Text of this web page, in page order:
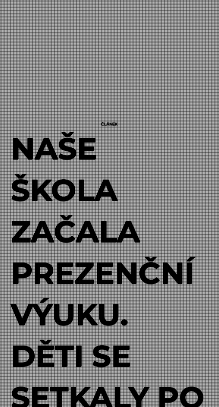
ČLÁNEK
NAŠE
ŠKOLA
ZAČALA
PREZENČNÍ
VÝUKU.
DĚTI SE
SETKALY PO